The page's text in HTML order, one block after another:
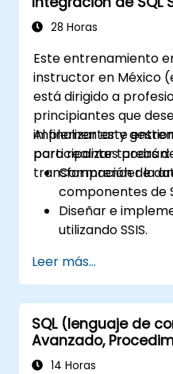
en tiempo real.
28 Horas
Este entrenamiento
instructor en México
está dirigido a
principiantes que
implementar y
para realizar tareas
transformación de
Al finalizar este
participantes podrán:
Comprender la
componentes de
Diseñar e
utilizando SSIS.
desarrollar,
soluciones de
Diagnosticar
paquetes de
rendimiento y la
Leer más...
SQL (lenguaje de
Avanzado,
y Disparadores para
14 Horas